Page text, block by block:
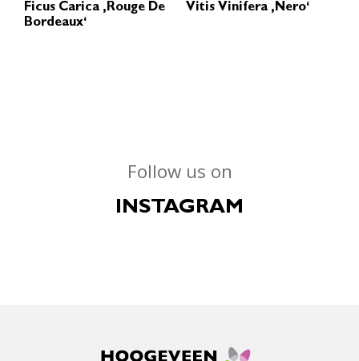
Ficus Carica ‚Rouge De
Bordeaux‘
Vitis Vinifera ‚Nero‘
Follow us on
INSTAGRAM